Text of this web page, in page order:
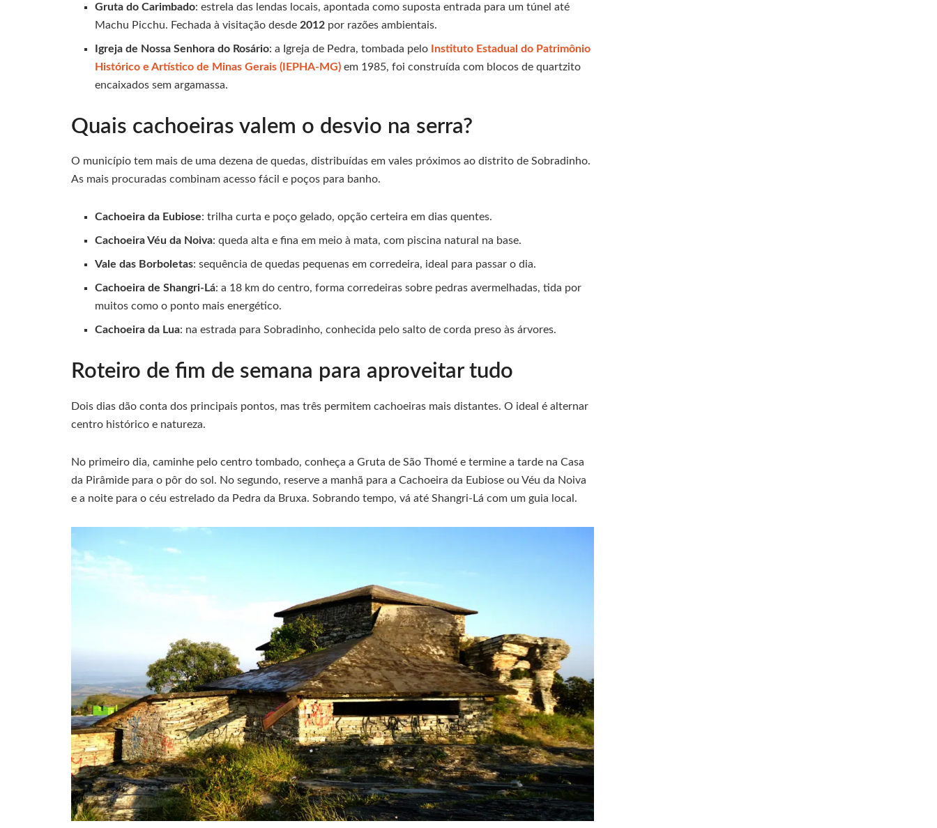
Gruta do Carimbado: estrela das lendas locais, apontada como suposta entrada para um túnel até
Machu Picchu. Fechada à visitação desde 2012 por razões ambientais.
Igreja de Nossa Senhora do Rosário: a Igreja de Pedra, tombada pelo
Instituto Estadual do Patrimônio
Histórico e Artístico de Minas Gerais (IEPHA-MG) em 1985, foi construída com blocos de quartzito
encaixados sem argamassa.
Quais cachoeiras valem o desvio na serra?
O município tem mais de uma dezena de quedas, distribuídas em vales próximos ao distrito de Sobradinho.
As mais procuradas combinam acesso fácil e poços para banho.
Cachoeira da Eubiose: trilha curta e poço gelado, opção certeira em dias quentes.
Cachoeira Véu da Noiva: queda alta e fina em meio à mata, com piscina natural na base.
Vale das Borboletas: sequência de quedas pequenas em corredeira, ideal para passar o dia.
Cachoeira de Shangri-Lá: a 18 km do centro, forma corredeiras sobre pedras avermelhadas, tida por
muitos como o ponto mais energético.
Cachoeira da Lua: na estrada para Sobradinho, conhecida pelo salto de corda preso às árvores.
Roteiro de fim de semana para aproveitar tudo
Dois dias dão conta dos principais pontos, mas três permitem cachoeiras mais distantes. O ideal é alternar
centro histórico e natureza.
No primeiro dia, caminhe pelo centro tombado, conheça a Gruta de São Thomé e termine a tarde na Casa
da Pirâmide para o pôr do sol. No segundo, reserve a manhã para a Cachoeira da Eubiose ou Véu da Noiva
e a noite para o céu estrelado da Pedra da Bruxa. Sobrando tempo, vá até Shangri-Lá com um guia local.